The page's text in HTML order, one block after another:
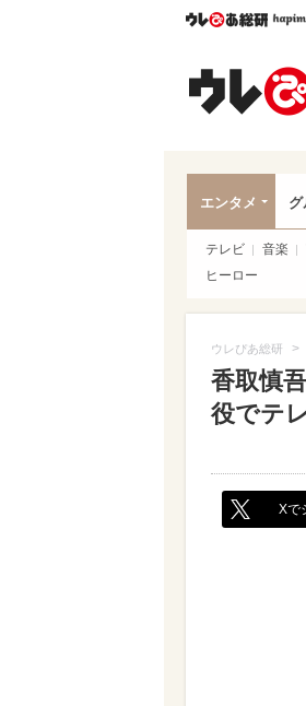
ウ
エンタメ グ
テレビ 音楽
ヒーロー
ウレぴあ総研 >
香取慎
役でテ
Xで